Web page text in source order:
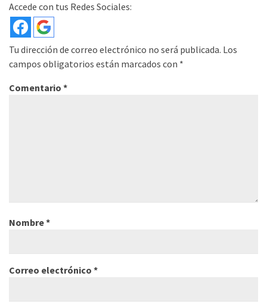
Accede con tus Redes Sociales:
Tu dirección de correo electrónico no será publicada. Los
campos obligatorios están marcados con *
Comentario *
Nombre*
Correo electrónico *